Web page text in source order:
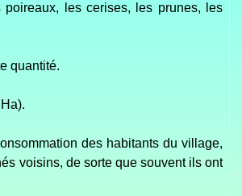
les cerises, les prunes, les
quantité.
des habitants du village,
voisins, de sorte que souvent ils ont